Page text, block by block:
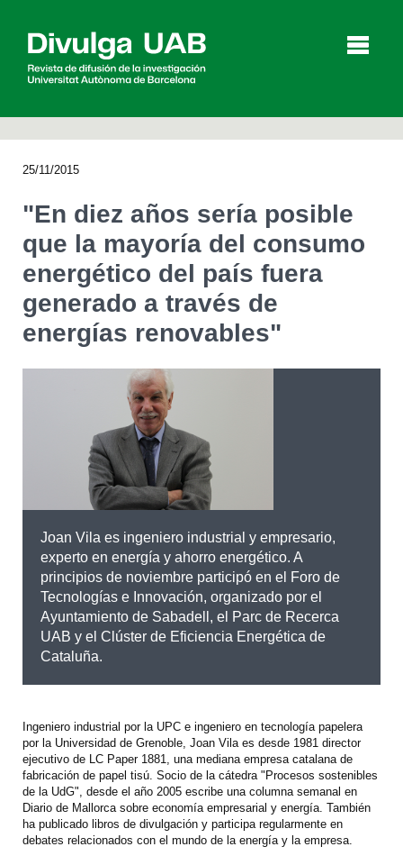
Agenda
English Català
BUSCAR
25/11/2015
"En diez años sería posible
que la mayoría del consumo
energético del país fuera
generado a través de
energías renovables"
Joan Vila es ingeniero industrial y empresario,
experto en energía y ahorro energético. A
principios de noviembre participó en el Foro de
Tecnologías e Innovación, organizado por el
Ayuntamiento de Sabadell, el Parc de Recerca
UAB y el Clúster de Eficiencia Energética de
Cataluña.
Ingeniero industrial por la UPC e ingeniero en tecnología papelera
por la Universidad de Grenoble, Joan Vila es desde 1981 director
ejecutivo de LC Paper 1881, una mediana empresa catalana de
fabricación de papel tisú. Socio de la cátedra "Procesos sostenibles
de la UdG", desde el año 2005 escribe una columna semanal en
Diario de Mallorca sobre economía empresarial y energía. También
ha publicado libros de divulgación y participa regularmente en
debates relacionados con el mundo de la energía y la empresa.